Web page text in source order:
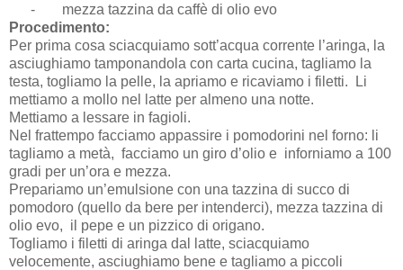
-
mezza tazzina da caffè di olio evo
Procedimento:
Per prima cosa sciacquiamo sott’acqua corrente l’aringa, la
asciughiamo tamponandola con carta cucina, tagliamo la
testa, togliamo la pelle, la apriamo e ricaviamo i filetti. Li
mettiamo a mollo nel latte per almeno una notte.
Mettiamo a lessare in fagioli.
Nel frattempo facciamo appassire i pomodorini nel forno: li
tagliamo a metà, facciamo un giro d’olio e inforniamo a 100
gradi per un’ora e mezza.
Prepariamo un’emulsione con una tazzina di succo di
pomodoro (quello da bere per intenderci), mezza tazzina di
olio evo, il pepe e un pizzico di origano.
Togliamo i filetti di aringa dal latte, sciacquiamo
velocemente, asciughiamo bene e tagliamo a piccoli